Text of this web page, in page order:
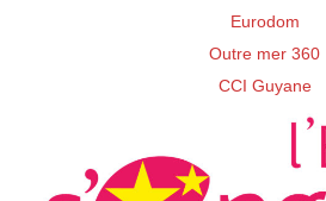
Eurodom
Outre mer 360
CCI Guyane